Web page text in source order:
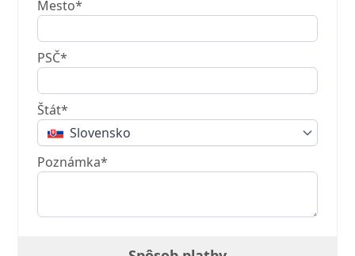
Mesto*
PSČ*
Štát*
Slovensko
Poznámka*